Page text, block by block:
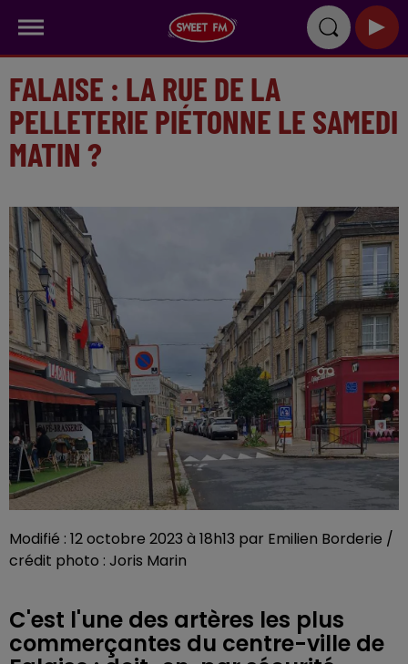
FALAISE : LA RUE DE LA
PELLETERIE PIÉTONNE LE SAMEDI
MATIN ?
Modifié : 12 octobre 2023 à 18h13 par Emilien Borderie /
crédit photo : Joris Marin
C'est l'une des artères les plus
commerçantes du centre-ville de